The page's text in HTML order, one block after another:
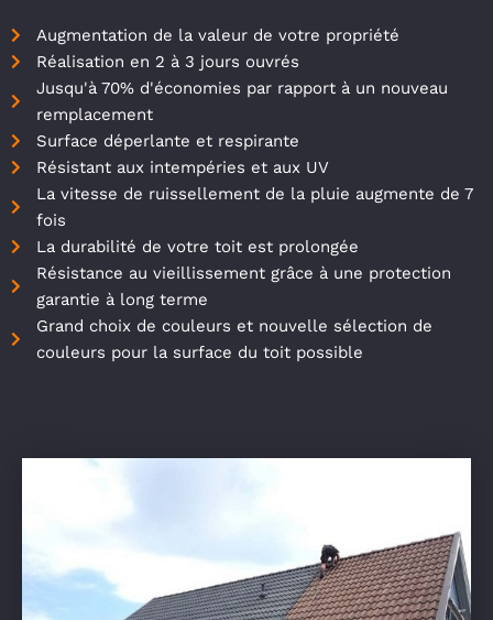
Augmentation de la valeur de votre propriété
Réalisation en 2 à 3 jours ouvrés
Jusqu'à 70% d'économies par rapport à un nouveau
remplacement
Surface déperlante et respirante
Résistant aux intempéries et aux UV
La vitesse de ruissellement de la pluie augmente de 7
fois
La durabilité de votre toit est prolongée
Résistance au vieillissement grâce à une protection
garantie à long terme
Grand choix de couleurs et nouvelle sélection de
couleurs pour la surface du toit possible